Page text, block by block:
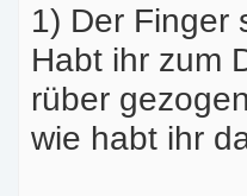
1) Der Finger
Habt ihr zum
rüber
wie habt ihr